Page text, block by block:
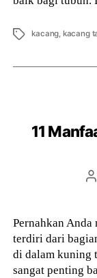
Tags kacang, kacang
11
Pernahkan
terdiri dari
di dalam kuning
sangat penting